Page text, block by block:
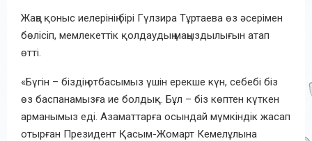
Жаңа қоныс иелерінің бірі Гүлзира Тұртаева өз әсерімен
бөлісіп, мемлекеттік қолдаудың маңыздылығын атап
өтті.
«Бүгін – біздің отбасымыз үшін ерекше күн, себебі біз
өз баспанамызға ие болдық. Бұл – біз көптен күткен
арманымыз еді. Азаматтарға осындай мүмкіндік жасап
отырған Президент Қасым-Жомарт Кемелұлына